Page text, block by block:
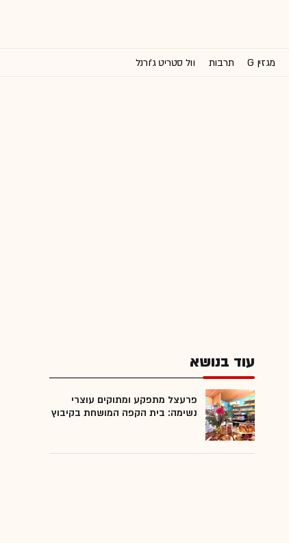
מגזין G תרבות וול סטריט ג'ורנל
עוד בנושא
פרעצל מתפקע ומתוקים עוצרי
נשימה: בית הקפה המושחת בקיבוץ